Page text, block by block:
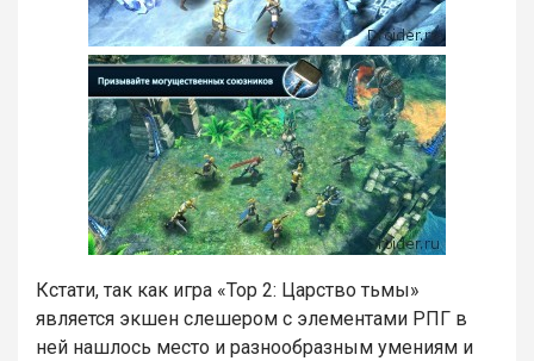
Кстати, так как игра «Тор 2: Царство тьмы»
является экшен слешером с элементами РПГ в
ней нашлось место и разнообразным умениям и